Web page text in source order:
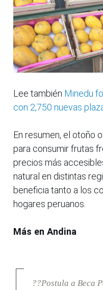
Lee también Minedu
con 2,750 nuevas
En resumen, el otoño
para consumir frutas
precios más
natural en distintas
beneficia tanto a los
hogares peruanos.
Más en Andina
??Postula a Beca